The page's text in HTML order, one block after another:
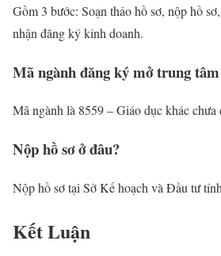
Gồm 3 bước: Soạn thảo hồ sơ, nộp hồ
nhận đăng ký kinh doanh.
Mã ngành đăng ký mở trung
Mã ngành là 8559 – Giáo dục khác chưa
Nộp hồ sơ ở đâu?
Nộp hồ sơ tại Sở Kế hoạch và Đầu tư
Kết Luận